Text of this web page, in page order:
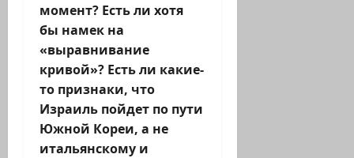
момент? Есть ли хотя
бы намек на
«выравнивание
кривой»? Есть ли какие-
то признаки, что
Израиль пойдет по пути
Южной Кореи, а не
итальянскому и